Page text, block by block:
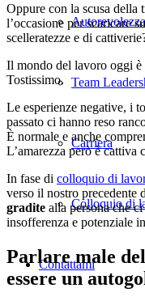
Autorevolezza
Team
Carriera
Colloquio di
Contattami
Oppure con la scusa della
l’occasione per scaricare
scelleratezze e di
Il mondo del lavoro oggi è
Tostissimo.
Le esperienze negative, i
passato ci hanno reso
È normale e anche
L’amarezza però è cattiva
In fase di colloquio di
verso il nostro precedente
gradite alla persona che
insofferenza e potenziale
Parlare male
essere un